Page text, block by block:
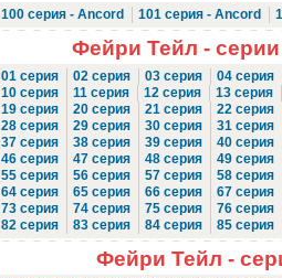
100 серия - Ancord 101 серия - Ancord
Фейри Тейл -
01 серия 02 серия 03 серия
04 серия
10 серия
11 серия 12 серия
13 серия
19 серия
20 серия 21 серия
22 серия
28 серия
29 серия 30 серия
31 серия
37 серия
38 серия 39 серия
40 серия
46 серия
47 серия 48 серия
49 серия
55 серия
56 серия 57 серия
58 серия
64 серия
65 серия 66 серия
67 серия
73 серия
74 серия 75 серия
76 серия
82 серия
83 серия 84 серия 85 серия
Фейри Тейл -